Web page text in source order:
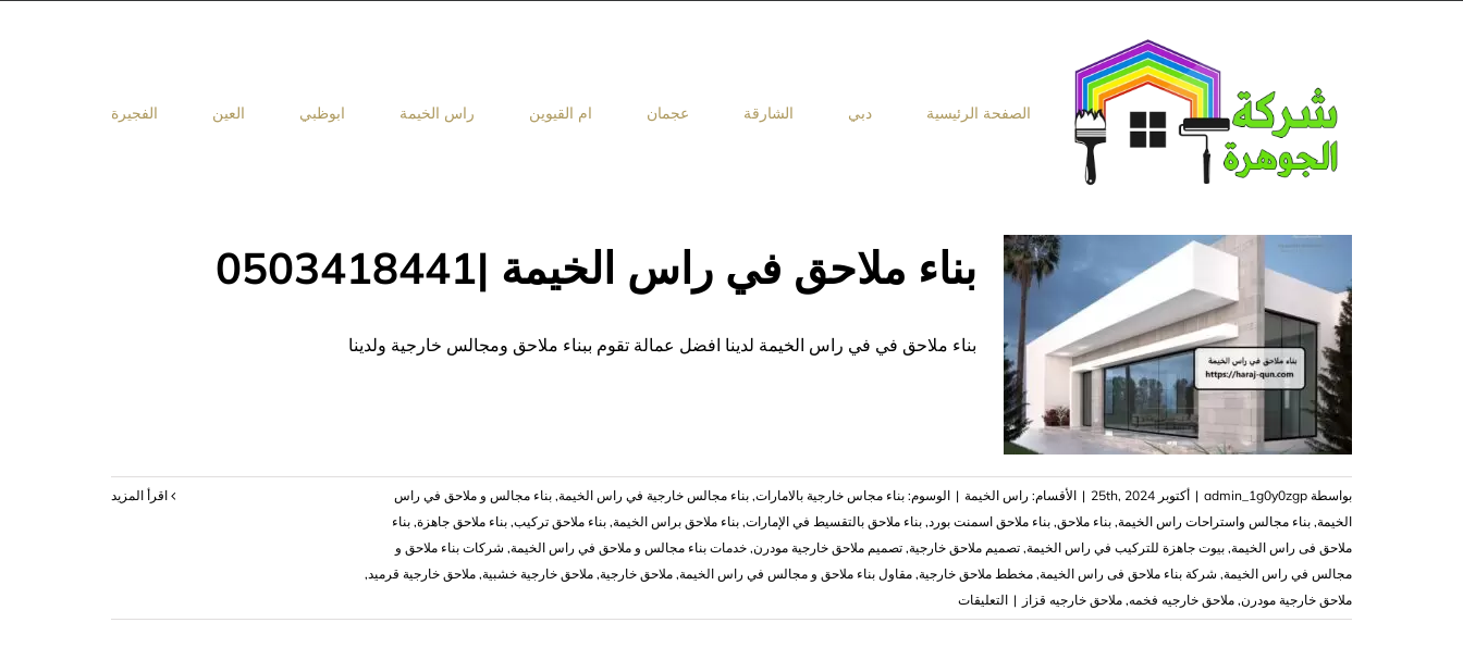
الصفحة الرئيسية دبي الشارقة عجمان ام القيوين راس الخيمة ابوظبي العين الفجيرة
بناء ملاحق في راس الخيمة |0503418441
بناء ملاحق في في راس الخيمة لدينا افضل عمالة تقوم ببناء ملاحق ومجالس خارجية ولدينا
بواسطة admin_1g0y0zgp
| أكتوبر 25th, 2024 | الأقسام: راس الخيمة | الوسوم: بناء مجاس خارجية بالامارات, بناء مجالس خارجية في راس الخيمة, بناء مجالس و ملاحق في راس
الخيمة, بناء مجالس واستراحات راس الخيمة, بناء ملاحق, بناء ملاحق اسمنت بورد, بناء ملاحق بالتقسيط في الإمارات, بناء ملاحق براس الخيمة, بناء ملاحق تركيب, بناء ملاحق جاهزة, بناء
ملاحق فى راس الخيمة, بيوت جاهزة للتركيب في راس الخيمة, تصميم ملاحق خارجية, تصميم ملاحق خارجية مودرن, خدمات بناء مجالس و ملاحق في راس الخيمة, شركات بناء ملاحق و
مجالس في راس الخيمة, شركة بناء ملاحق فى راس الخيمة, مخطط ملاحق خارجية, مقاول بناء ملاحق و مجالس في راس الخيمة, ملاحق خارجية, ملاحق خارجية خشبية, ملاحق خارجية قرميد,
ملاحق خارجية مودرن, ملاحق خارجيه فخمه, ملاحق خارجيه قزاز | التعليقاتعلى
بناء